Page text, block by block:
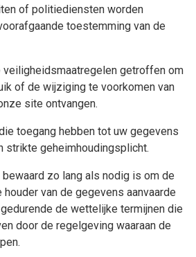
of politiediensten worden
toestemming van de
veiligheidsmaatregelen getroffen om
of de wijziging te voorkomen van
site ontvangen.
toegang hebben tot uw gegevens
strikte geheimhoudingsplicht.
zo lang als nodig is om de
van de gegevens aanvaarde
de wettelijke termijnen die
door de regelgeving waaraan de